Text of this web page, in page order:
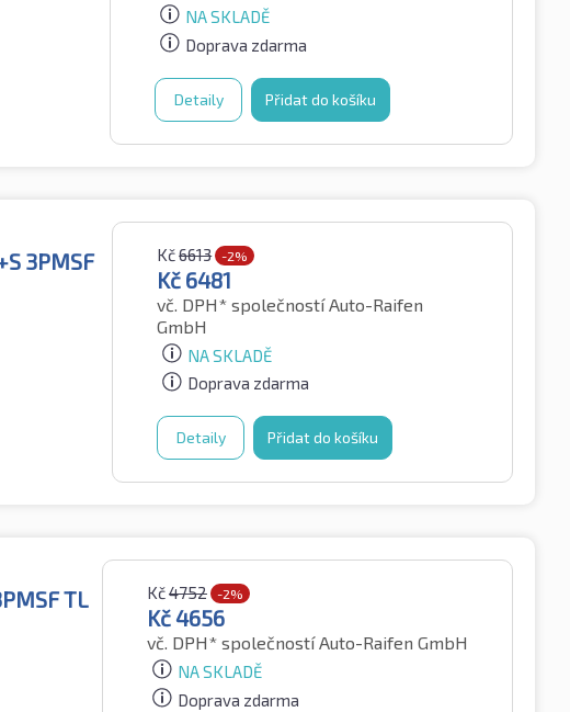
NA SKLADĚ
Doprava zdarma
Detaily Přidat do košíku
3PMSF
Kč6613 -2%
Kč 6481
vč. DPH*společností Auto-Raifen
GmbH
NA SKLADĚ
Doprava zdarma
Detaily Přidat do košíku
TL
Kč4752 -2%
Kč4656
vč. DPH* společností Auto-Raifen GmbH
NA SKLADĚ
Doprava zdarma